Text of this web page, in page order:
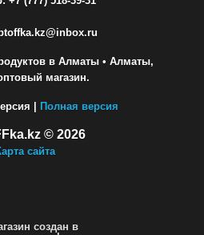
в Алматы• Алматы,
магазин.
| Полная версия
© 2026
сайта
создан в